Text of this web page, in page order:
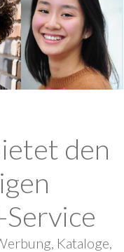
den
Kataloge,